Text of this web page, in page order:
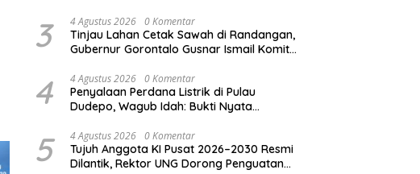
3 4 Agustus 2026 0 Komentar
Tinjau Lahan Cetak Sawah di Randangan,
Gubernur Gorontalo Gusnar Ismail Komit
4 4 Agustus 2026 0 Komentar
Penyalaan Perdana Listrik di Pulau
Dudepo, Wagub Idah: Bukti Nyata
5 4 Agustus 2026 0 Komentar
Tujuh Anggota KI Pusat 2026–2030 Resmi
Dilantik, Rektor UNG Dorong Penguatan